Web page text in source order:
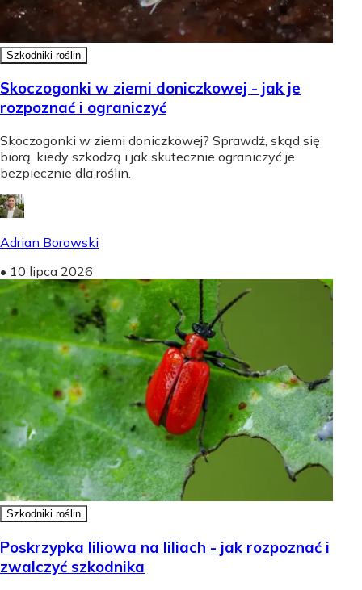
Szkodniki roślin
Skoczogonki w ziemi doniczkowej - jak je
rozpoznać i ograniczyć
Skoczogonki w ziemi doniczkowej? Sprawdź, skąd się
biorą, kiedy szkodzą i jak skutecznie ograniczyć je
bezpiecznie dla roślin.
Adrian Borowski
• 10 lipca 2026
Szkodniki roślin
Poskrzypka liliowa na liliach - jak rozpoznać i
zwalczyć szkodnika